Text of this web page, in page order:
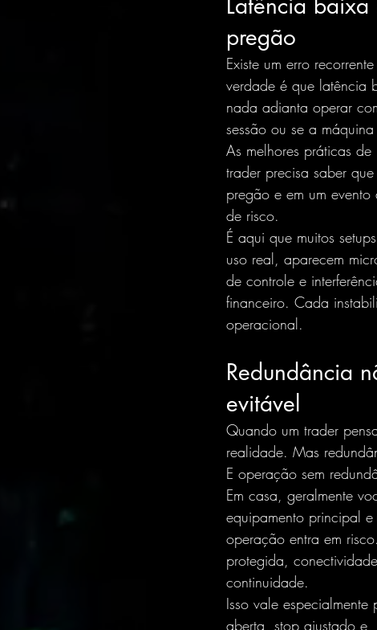
pregão
Existe um erro
verdade é que latência
nada adianta operar
sessão ou se a
As melhores práticas
trader precisa saber
pregão e em um
de risco.
É aqui que muitos
uso real, aparecem
de controle e
financeiro. Cada
operacional.
Redundância
evitável
Quando um trader
realidade. Mas
E operação sem
Em casa, geralmente
equipamento principal
operação entra em
protegida,
continuidade.
Isso vale
aberta, stop ajustado